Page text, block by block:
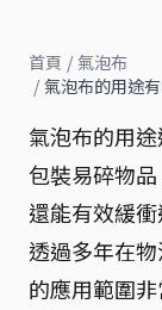
首頁 / 氣泡布
/ 氣泡布的用途
氣泡布的用
包裝易碎物
還能有效緩
透過多年在
的應用範圍